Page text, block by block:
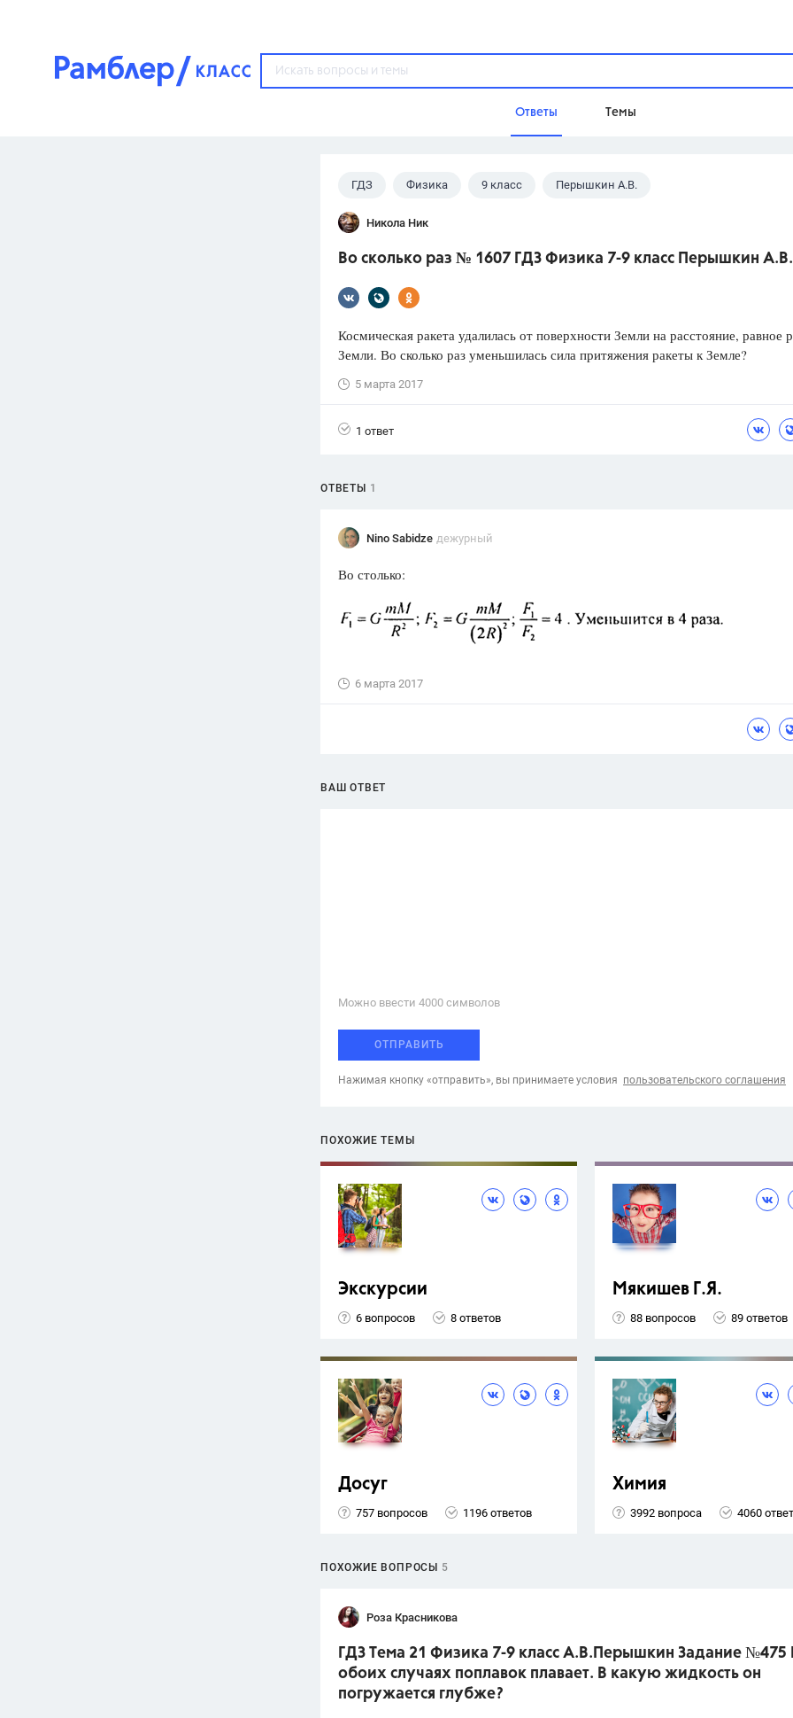
Ответы Темы
Популярные темы
ГДЗ
3273 ответа
3460 ответов
ФИПИ
ответов
Вузы
82 ответа
Spotlight
1551 ответ
ГИА
Домашнее задание
ГДЗ Физика 9 класс Перышкин А.В.
Никола Ник
Во сколько раз № 1607 ГДЗ Физика 7-9 класс Перышкин А.В.
Космическая ракета удалилась от поверхности Земли на расстояние, равное
Земли. Во сколько раз уменьшилась сила притяжения ракеты к Земле?
5 марта 2017
1 ответ
ОТВЕТЫ 1
Nino Sabidze дежурный
Во столько:
6 марта 2017
ВАШ ОТВЕТ
Можно ввести 4000 cимволов
ОТПРАВИТЬ
Нажимая кнопку «отправить», вы принимаете условия пользовательского соглашения
ПОХОЖИЕ ТЕМЫ
Экскурсии
6 вопросов 8 ответов
Мякишев Г.Я.
88 вопросов 89 ответов
Досуг
757 вопросов 1196 ответов
Химия
3992 вопроса 4060
ПОХОЖИЕ ВОПРОСЫ 5
Роза Красникова
ГДЗ Тема 21 Физика 7-9 класс А.В.Перышкин Задание №475
обоих случаях поплавок плавает. В какую жидкость он
погружается глубже?